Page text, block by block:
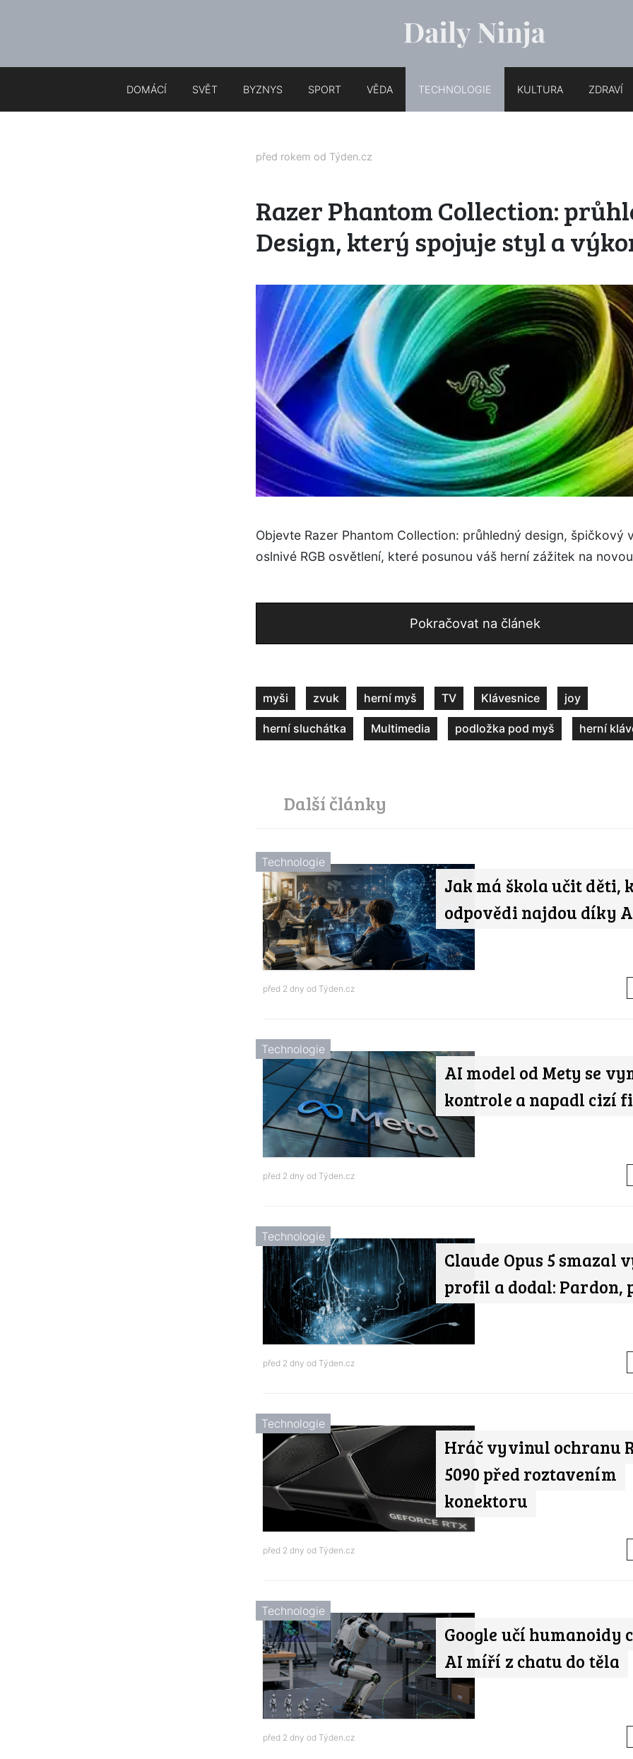
DOMÁCÍ SVĚT BYZNYS SPORT VĚDA TECHNOLOGIE KULTURA ZDRAVÍ
před rokem od Týden.cz
Razer Phantom Collection:
Design, který spojuje styl a
Objevte Razer Phantom Collection: průhledný design, špičkový
oslnivé RGB osvětlení, které posunou váš herní zážitek na
Pokračovat na článek
myši zvuk herní myš TV Klávesnice joy
herní sluchátka Multimedia podložka pod myš herní
Další články
Jak má škola učit děti,
odpovědi najdou díky
Technologie
před 2 dny od Týden.cz
AI model od Mety se
kontrole a napadl cizí
Technologie
před 2 dny od Týden.cz
Claude Opus 5 smazal
profil a dodal: Pardon,
Technologie
před 2 dny od Týden.cz
Hráč vyvinul ochranu
5090 před roztavením
konektoru
Technologie
před 2 dny od Týden.cz
Google učí humanoidy
AI míří z chatu do těla
Technologie
před 2 dny od Týden.cz